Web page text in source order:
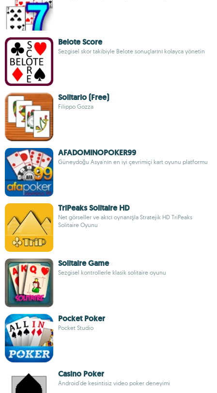
Belote Score
Sezgisel skor takibiyle Belote sonuçlarını kolayca yönetin
Solitario (Free)
Filippo Gozza
AFADOMINOPOKER99
Güneydoğu Asya'nın en iyi çevrimiçi kart oyunu platformu
TriPeaks Solitaire HD
Net görseller ve akıcı oynanışla Stratejik HD TriPeaks
Solitaire Oyunu
Solitaire Game
Sezgisel kontrollerle klasik solitaire oyunu
Pocket Poker
Pocket Studio
Casino Poker
Android'de kesintisiz video poker deneyimi